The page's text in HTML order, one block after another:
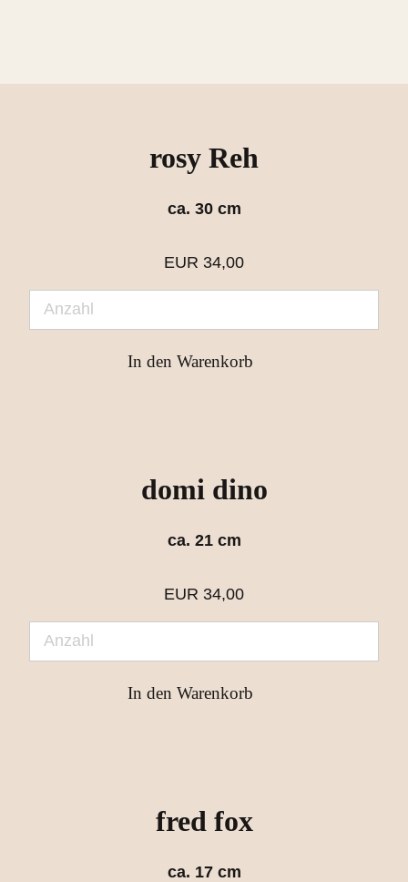
rosy Reh
ca. 30 cm
EUR 34,00
domi dino
ca. 21 cm
EUR 34,00
fred fox
ca. 17 cm